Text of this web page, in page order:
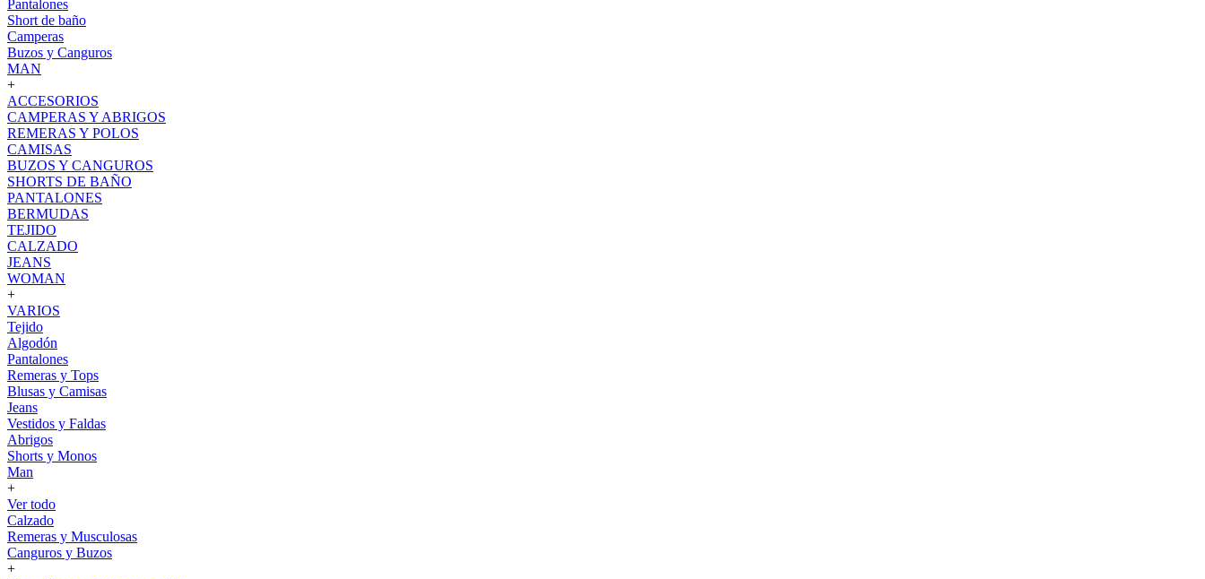
Pantalones
Short de baño
Camperas
Buzos y Canguros
MAN
+
ACCESORIOS
CAMPERAS Y ABRIGOS
REMERAS Y POLOS
CAMISAS
BUZOS Y CANGUROS
SHORTS DE BAÑO
PANTALONES
BERMUDAS
TEJIDO
CALZADO
JEANS
WOMAN
+
VARIOS
Tejido
Algodón
Pantalones
Remeras y Tops
Blusas y Camisas
Jeans
Vestidos y Faldas
Abrigos
Shorts y Monos
Man
+
Ver todo
Calzado
Remeras y Musculosas
Canguros y Buzos
+